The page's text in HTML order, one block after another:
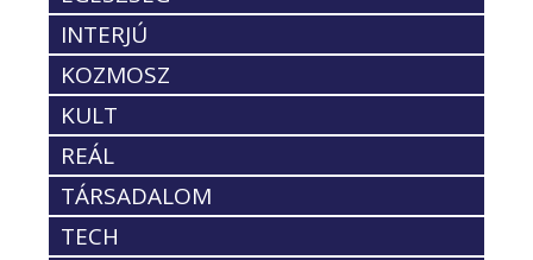
INTERJÚ
KOZMOSZ
KULT
REÁL
TÁRSADALOM
TECH